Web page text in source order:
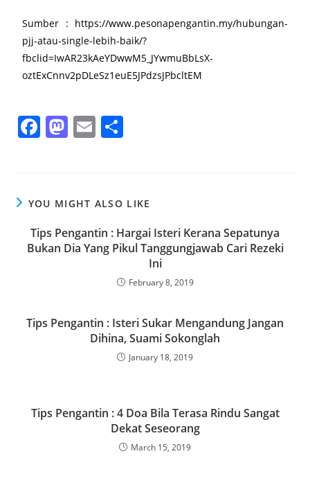
Sumber : https://www.pesonapengantin.my/hubungan-
pjj-atau-single-lebih-baik/?
fbclid=IwAR23kAeYDwwM5_JYwmuBbLsX-
oztExCnnv2pDLeSz1euE5JPdzsJPbcltEM
F
e
b
o
o
M
o
d
o
n
E
l e
YOU MIGHT ALSO LIKE
Tips Pengantin : Hargai Isteri Kerana Sepatunya
Bukan Dia Yang Pikul Tanggungjawab Cari Rezeki
Ini
February 8, 2019
Tips Pengantin : Isteri Sukar Mengandung Jangan
Dihina, Suami Sokonglah
January 18, 2019
Tips Pengantin : 4 Doa Bila Terasa Rindu Sangat
Dekat Seseorang
March 15, 2019